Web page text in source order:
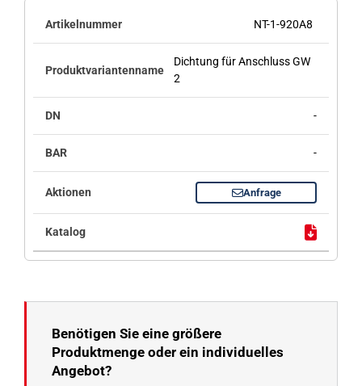
NT-1-920A8
Dichtung für Anschluss GW
2
-
-
Anfrage
Benötigen Sie eine größere
Produktmenge oder ein individuelles
Angebot?